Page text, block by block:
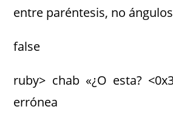
entre paréntesis, no ángulos
false
ruby> chab «¿O esta?
errónea